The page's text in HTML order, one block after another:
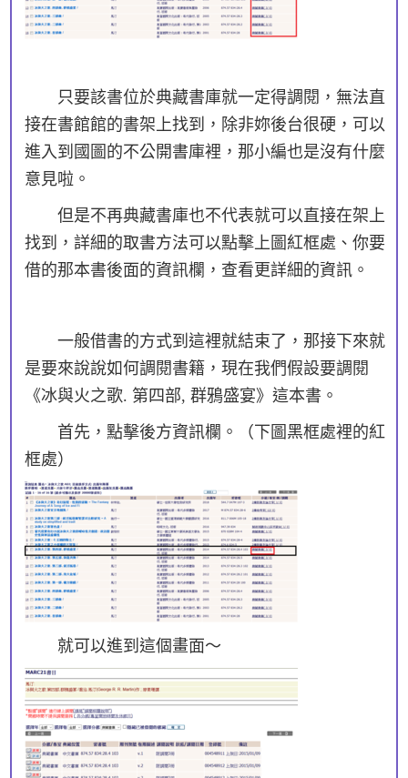
只要該書位於典藏書庫就一定得調閱，無法直
接在書館館的書架上找到，除非妳後台很硬，可以
進入到國圖的不公開書庫裡，那小編也是沒有什麼
意見啦。
但是不再典藏書庫也不代表就可以直接在架上
找到，詳細的取書方法可以點擊上圖紅框處、你要
借的那本書後面的資訊欄，查看更詳細的資訊。
一般借書的方式到這裡就結束了，那接下來就
是要來說說如何調閱書籍，現在我們假設要調閱
《冰與火之歌. 第四部, 群鴉盛宴》這本書。
首先，點擊後方資訊欄。（下圖黑框處裡的紅
框處）
就可以進到這個畫面～